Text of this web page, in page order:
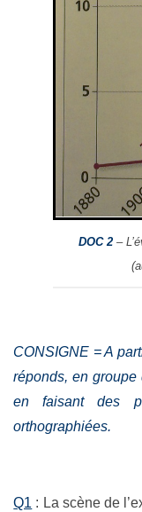
DOC 2 –
CONSIGNE = A
réponds, en
en faisant des
orthographiées.
Q1 : La scène de